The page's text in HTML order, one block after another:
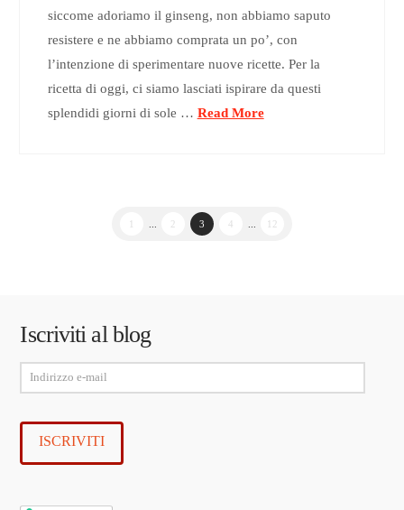
siccome adoriamo il ginseng, non abbiamo saputo
resistere e ne abbiamo comprata un po’, con
l’intenzione di sperimentare nuove ricette. Per la
ricetta di oggi, ci siamo lasciati ispirare da questi
splendidi giorni di sole … Read More
... 2 3 4 ... 12
Iscriviti al blog
Indirizzo
e-
mail
ISCRIVITI